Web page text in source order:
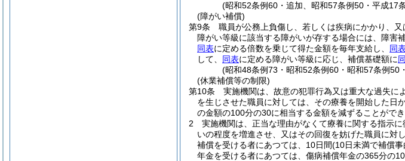
(昭和52条例60・追加、昭和57条例50・平成17
(障がい補償)
第9条
職員が公務上負傷し、若しくは疾病にかかり、
障がい等級に該当する障がいが存する場合には、障害
同表に定める倍数を乗じて得た金額を毎年支給し、 同
して、 同表に定める障がい等級に応じ、補償基礎額に
(昭和48条例73・昭和52条例60・昭和57条例50
(休業補償等の制限)
第10条
実施機関は、故意の犯罪行為又は重大な過失に
を生じさせた職員に対しては、その療養を開始した日
の金額の100分の30に相当する金額を減ずることができ
2
実施機関は、正当な理由がなくて療養に関する指示
いの程度を増進させ、又はその回復を妨げた職員に対
補償を受ける者にあつては、10日間(10日未満で補償
年金を受ける者にあつては、傷病補償年金の365分の